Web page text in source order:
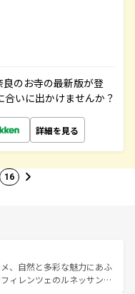
のお寺の最新版が登
いに出かけませんか？
詳細を見る
16
、自然と多彩な魅力にあふ
ィレンツェのルネッサンス